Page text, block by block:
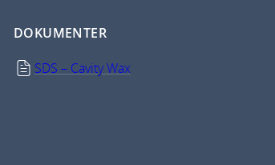
DOKUMENTER
SDS – Cavity Wax